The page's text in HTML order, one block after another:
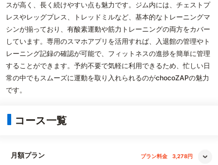
スが高く、長く続けやすい点も魅力です。ジム内には、チェストプ
レスやレッグプレス、トレッドミルなど、基本的なトレーニングマ
シンが揃っており、有酸素運動や筋力トレーニングの両方をカバー
しています。専用のスマホアプリを活用すれば、入退館の管理やト
レーニング記録の確認が可能で、フィットネスの進捗を簡単に管理
することができます。予約不要で気軽に利用できるため、忙しい日
常の中でもスムーズに運動を取り入れられるのがchocoZAPの魅力
です。
コース一覧
月額プラン プラン料金 3,278円